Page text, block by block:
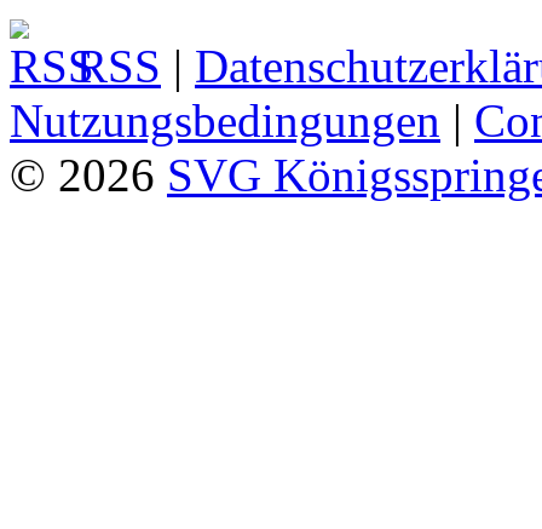
RSS |
Nutzungsbedingungen |
© 2026 SVG